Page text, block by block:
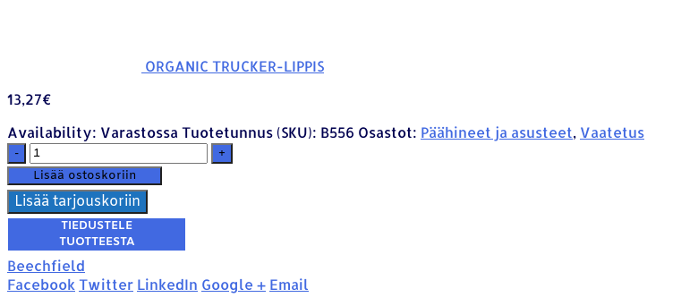
ORGANIC TRUCKER-LIPPIS
13,27€
Availability: Varastossa Tuotetunnus (SKU): B556 Osastot: Päähineet ja asusteet, Vaatetus
-
+
Lisää ostoskoriin
Lisää tarjouskoriin
Beechfield
Facebook Twitter LinkedIn Google + Email